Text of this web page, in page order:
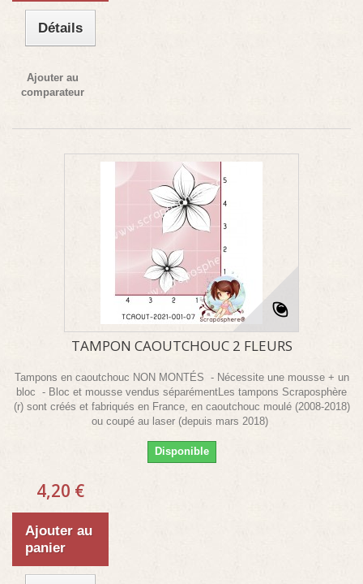
Détails
Ajouter au
comparateur
TAMPON CAOUTCHOUC 2 FLEURS
Tampons en caoutchouc NON MONTÉS - Nécessite une mousse + un
bloc - Bloc et mousse vendus séparémentLes tampons Scraposphère
(r) sont créés et fabriqués en France, en caoutchouc moulé (2008-2018)
ou coupé au laser (depuis mars 2018)
Disponible
4,20 €
Ajouter au
panier